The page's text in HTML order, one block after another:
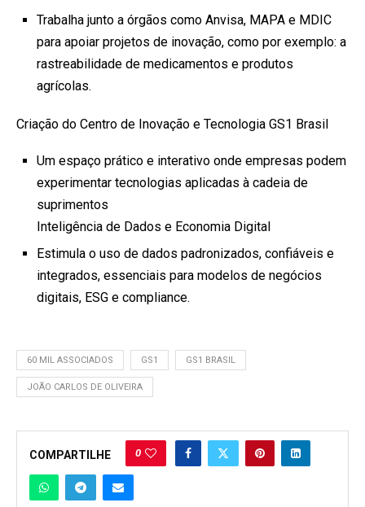
Trabalha junto a órgãos como Anvisa, MAPA e MDIC
para apoiar projetos de inovação, como por exemplo: a
rastreabilidade de medicamentos e produtos
agrícolas.
Criação do Centro de Inovação e Tecnologia GS1 Brasil
Um espaço prático e interativo onde empresas podem
experimentar tecnologias aplicadas à cadeia de
suprimentos
Inteligência de Dados e Economia Digital
Estimula o uso de dados padronizados, confiáveis e
integrados, essenciais para modelos de negócios
digitais, ESG e compliance.
60 MIL ASSOCIADOS GS1 GS1 BRASIL
JOÃO CARLOS DE OLIVEIRA
COMPARTILHE 0